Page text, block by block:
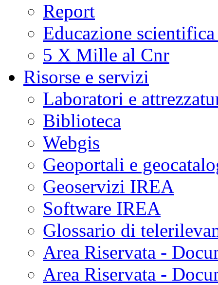
Report
Educazione
5 X Mille al Cnr
Risorse e servizi
Laboratori e
Biblioteca
Webgis
Geoportali e
Geoservizi IREA
Software IREA
Glossario di
Area Riservata -
Area Riservata -